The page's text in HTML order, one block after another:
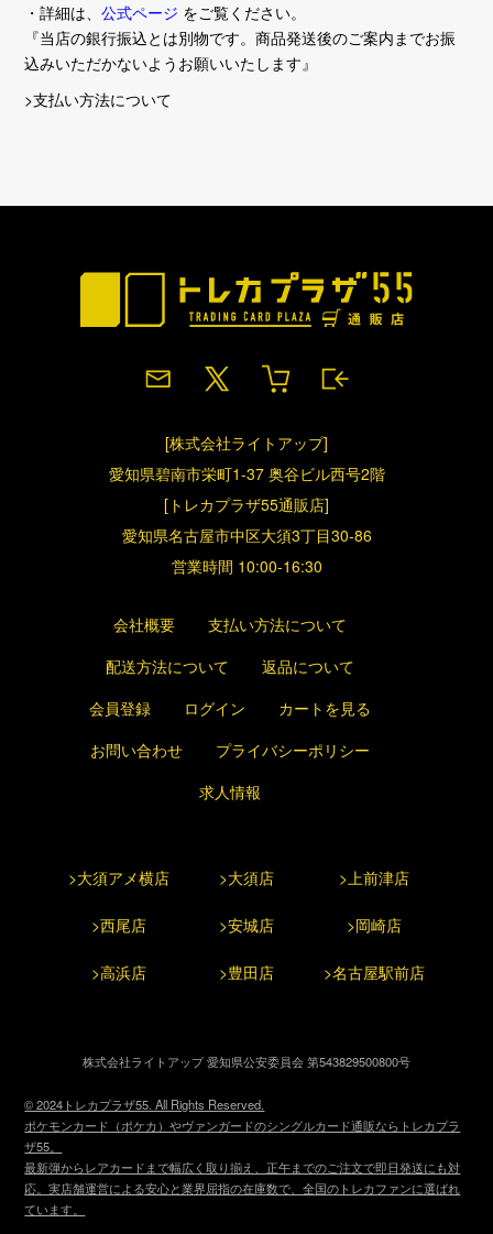
・詳細は、公式ページ をご覧ください。
『当店の銀行振込とは別物です。商品発送後のご案内までお振
込みいただかないようお願いいたします』
>支払い方法について
[株式会社ライトアップ]
愛知県碧南市栄町1-37 奥谷ビル西号2階
[トレカプラザ55通販店]
愛知県名古屋市中区大須3丁目30-86
営業時間 10:00-16:30
会社概要
支払い方法について
配送方法について
返品について
会員登録
ログイン
カートを見る
お問い合わせ
プライバシーポリシー
求人情報
>大須アメ横店 >大須店 >上前津店
>西尾店 >安城店 >岡崎店
>高浜店 >豊田店 >名古屋駅前店
株式会社ライトアップ 愛知県公安委員会 第543829500800号
© 2024トレカプラザ55. All Rights Reserved.
ポケモンカード（ポケカ）やヴァンガードのシングルカード通販ならトレカプラ
ザ55。
最新弾からレアカードまで幅広く取り揃え、正午までのご注文で即日発送にも対
応。実店舗運営による安心と業界屈指の在庫数で、全国のトレカファンに選ばれ
ています。